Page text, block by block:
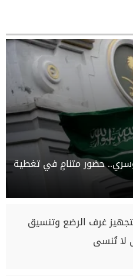
حضور متنامٍ في تغطية
غرف الرضع وتنسيق
لا تُنسى